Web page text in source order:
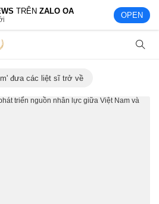
TRÊNZALO OA OPEN
đưa các liệt sĩ trở về